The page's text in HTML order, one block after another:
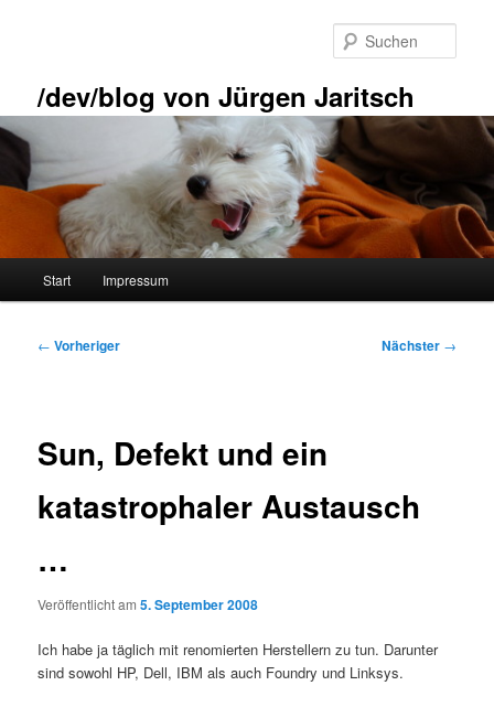
/dev/blog von Jürgen Jaritsch
Start Impressum
Beitragsnavigation
← Vorheriger Nächster →
Sun, Defekt und ein
katastrophaler Austausch
…
Veröffentlicht am5. September 2008
Ich habe ja täglich mit renomierten Herstellern zu tun. Darunter
sind sowohl HP, Dell, IBM als auch Foundry und Linksys.